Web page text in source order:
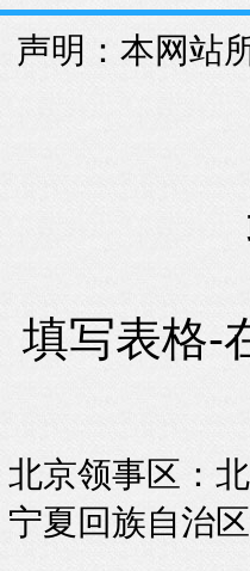
声明：本网站
填写表格-
北京领事区：
宁夏回族自治